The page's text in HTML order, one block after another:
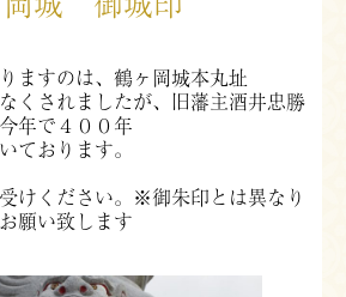
ますのは、鶴ヶ岡城本丸址
くされましたが、旧藩主酒井忠勝
年で４００年
ております。
けください。※御朱印とは異なり
願い致します